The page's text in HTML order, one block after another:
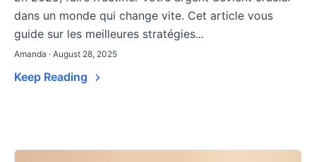
dans un monde qui change vite. Cet article vous
guide sur les meilleures stratégies...
Amanda · August 28, 2025
Keep Reading